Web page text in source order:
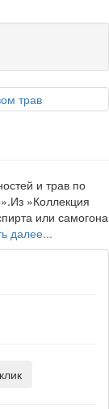
и трав по
»Коллекция
или самогона
далее...